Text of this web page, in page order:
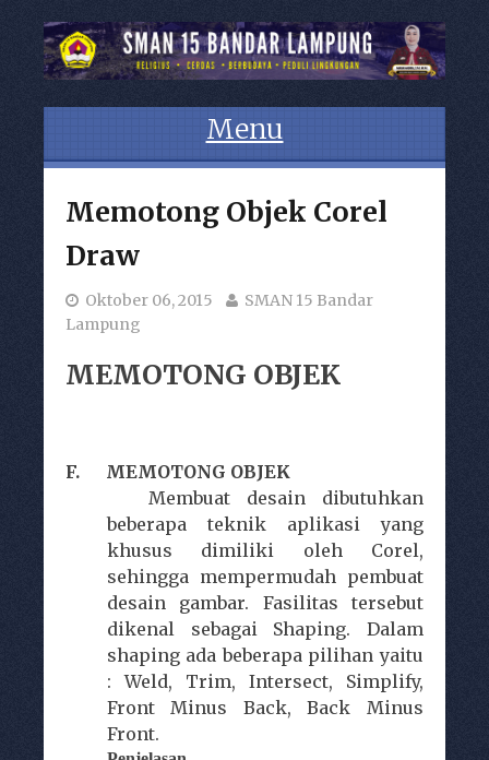
Menu
Memotong Objek Corel
Draw
Oktober 06, 2015
SMAN 15 Bandar
Lampung
MEMOTONG OBJEK
F.
MEMOTONG OBJEK
Membuat desain dibutuhkan
beberapa teknik aplikasi yang
khusus dimiliki oleh Corel,
sehingga mempermudah pembuat
desain gambar. Fasilitas tersebut
dikenal sebagai Shaping. Dalam
shaping ada beberapa pilihan yaitu
: Weld, Trim, Intersect, Simplify,
Front Minus Back, Back Minus
Front.